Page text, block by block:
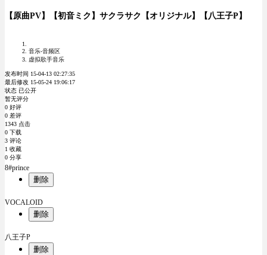
【原曲PV】【初音ミク】サクラサク【オリジナル】【八王子P】
音乐-音频区
虚拟歌手音乐
发布时间 15-04-13 02:27:35
最后修改 15-05-24 19:06:17
状态 已公开
暂无评分
0 好评
0 差评
1343 点击
0 下载
3 评论
1 收藏
0 分享
8#prince
删除
VOCALOID
删除
八王子P
删除